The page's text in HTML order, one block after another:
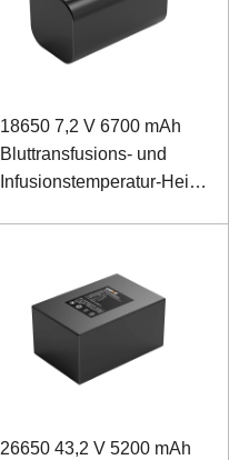
18650 7,2 V 6700 mAh
Bluttransfusions- und
Infusionstemperatur-Heiz-
26650 43,2 V 5200 mAh